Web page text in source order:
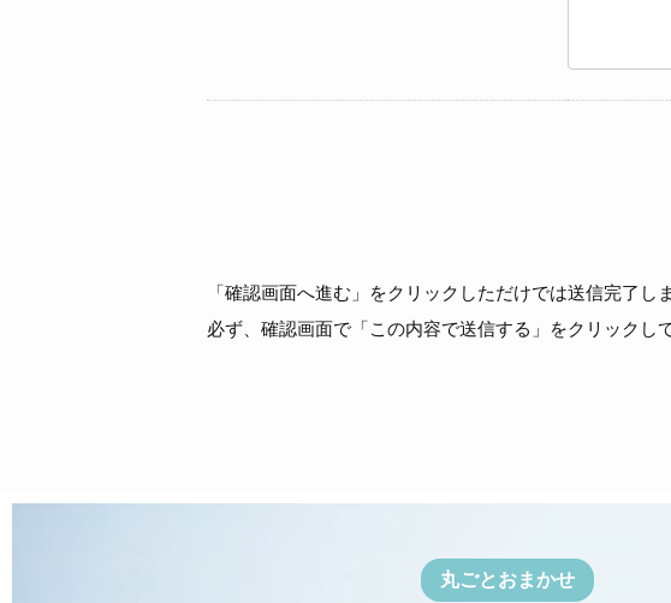
「確認画面へ進む」をクリックしただけでは送信完了し
必ず、確認画面で「この内容で送信する」をクリックし
丸ごとおまかせ